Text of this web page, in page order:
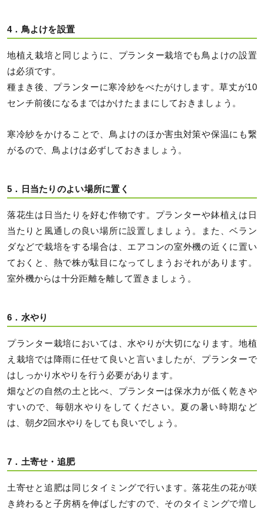
4．鳥よけを設置
地植え栽培と同じように、プランター栽培でも鳥よけの設置
は必須です。
種まき後、プランターに寒冷紗をべたがけします。草丈が10
センチ前後になるまではかけたままにしておきましょう。
寒冷紗をかけることで、鳥よけのほか害虫対策や保温にも繋
がるので、鳥よけは必ずしておきましょう。
5．日当たりのよい場所に置く
落花生は日当たりを好む作物です。プランターや鉢植えは日
当たりと風通しの良い場所に設置しましょう。また、ベラン
ダなどで栽培をする場合は、エアコンの室外機の近くに置い
ておくと、熱で株が駄目になってしまうおそれがあります。
室外機からは十分距離を離して置きましょう。
6．水やり
プランター栽培においては、水やりが大切になります。地植
え栽培では降雨に任せて良いと言いましたが、プランターで
はしっかり水やりを行う必要があります。
畑などの自然の土と比べ、プランターは保水力が低く乾きや
すいので、毎朝水やりをしてください。夏の暑い時期など
は、朝夕2回水やりをしても良いでしょう。
7．土寄せ・追肥
土寄せと追肥は同じタイミングで行います。落花生の花が咲
き終わると子房柄を伸ばしだすので、そのタイミングで増し